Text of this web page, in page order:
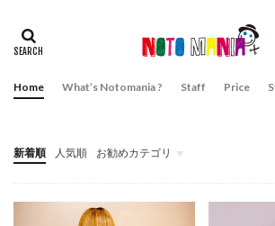
Home What’s Notomania ? Staff Price
新着順 人気順 お勧めカテゴリ
ダメージケア・頭皮ケア・髪質に
ブリーチ・ヘアカラー・グラデー
ヘアアレンジ・ヘアスタイル・似